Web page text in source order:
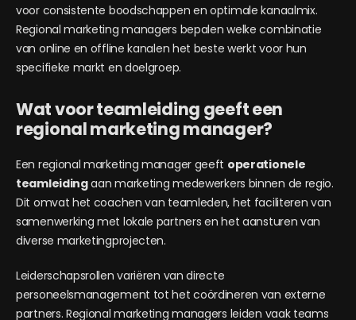
voor consistente boodschappen en optimale kanaalmix.
Regional marketing managers bepalen welke combinatie
van online en offline kanalen het beste werkt voor hun
specifieke markt en doelgroep.
Wat voor teamleiding geeft een
regional marketing manager?
Een regional marketing manager geeft operationele
teamleidingaan marketing medewerkers binnen de regio.
Dit omvat het coachen van teamleden, het faciliteren van
samenwerking met lokale partners en het aansturen van
diverse marketingprojecten.
Leiderschapsrollen variëren van directe
personeelsmanagement tot het coördineren van externe
partners. Regional marketing managers leiden vaak teams